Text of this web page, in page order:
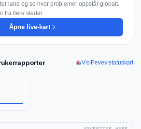
land og se hvor problemer oppstår globalt.
fra flere steder
Åpne live-kart
Vis Pevex-statuskart